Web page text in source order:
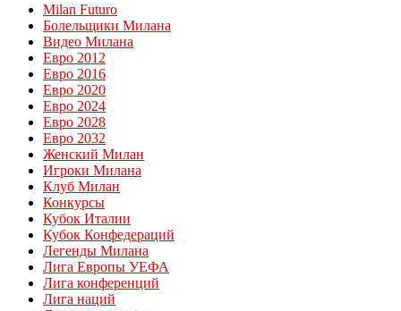
Milan Futuro
Болельщики Милана
Видео Милана
Евро 2012
Евро 2016
Евро 2020
Евро 2024
Евро 2028
Евро 2032
Женский Милан
Игроки Милана
Клуб Милан
Конкурсы
Кубок Италии
Кубок Конфедераций
Легенды Милана
Лига Европы УЕФА
Лига конференций
Лига наций